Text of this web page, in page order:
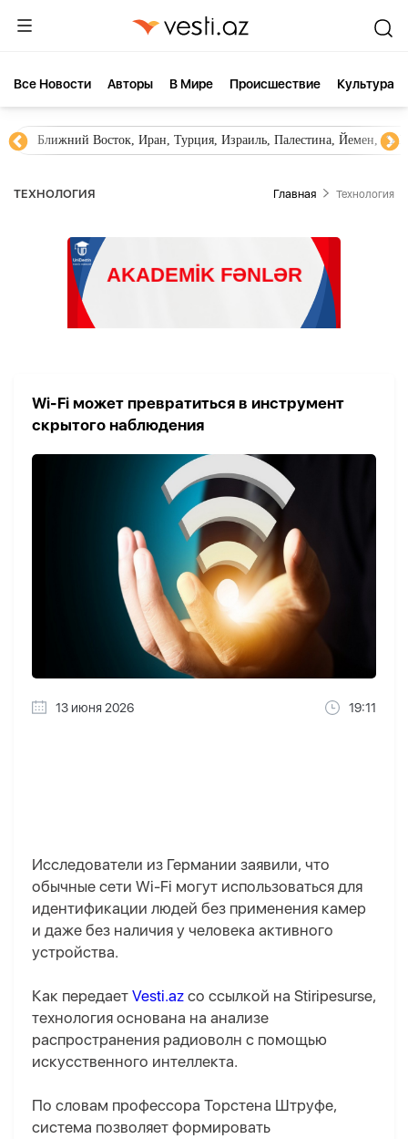
Все Новости Aвторы В Мире Происшествие Культура
Ближний Восток, Иран, Турция, Израиль, Палестина, Йемен,
ТЕХНОЛОГИЯ Главная Технология
Wi-Fi может превратиться в инструмент
скрытого наблюдения
13 июня 2026 19:11
Исследователи из Германии заявили, что
обычные сети Wi-Fi могут использоваться для
идентификации людей без применения камер
и даже без наличия у человека активного
устройства.
Как передает Vesti.az со ссылкой на Stiripesurse,
технология основана на анализе
распространения радиоволн с помощью
искусственного интеллекта.
По словам профессора Торстена Штруфе,
система позволяет формировать